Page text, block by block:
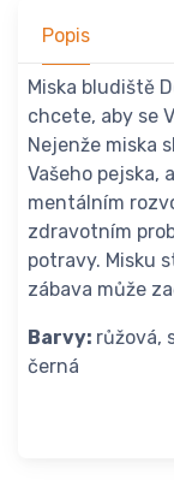
Popis
Miska bludiště
chcete, aby se
Nejenže miska
Vašeho pejska,
mentálním
zdravotním
potravy. Misku
zábava může
Barvy: růžová,
černá